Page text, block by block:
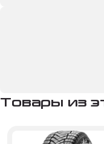
Товары из